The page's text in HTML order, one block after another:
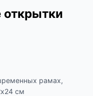
рамах,
см